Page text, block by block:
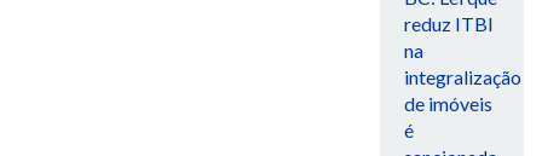
reduz ITBI
na
integralização
de imóveis
é